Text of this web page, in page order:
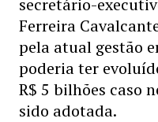
secretário-
Ferreira
pela atual gestão
poderia ter
R$ 5 bilhões caso
sido adotada.